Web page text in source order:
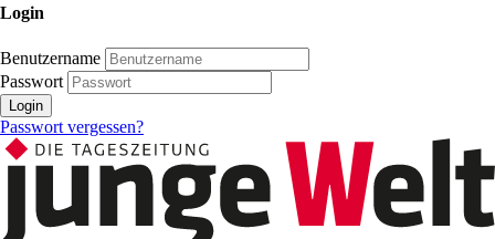
Login
Benutzername
Passwort
Login
Passwort vergessen?